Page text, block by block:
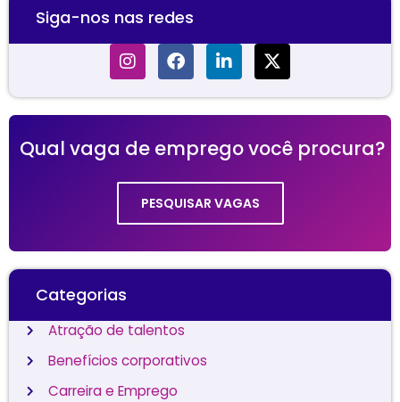
Siga-nos nas redes
Qual vaga de emprego você procura?
PESQUISAR VAGAS
Categorias
Atração de talentos
Benefícios corporativos
Carreira e Emprego